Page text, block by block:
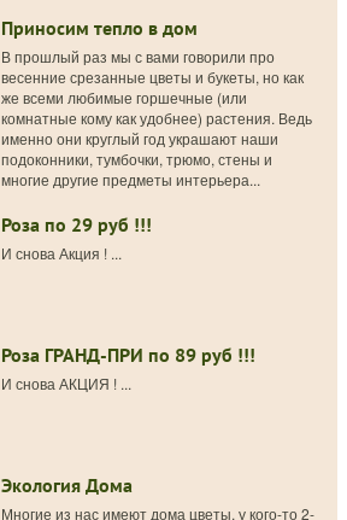
Приносим тепло в дом
В прошлый раз мы с вами говорили про
весенние срезанные цветы и букеты, но как
же всеми любимые горшечные (или
комнатные кому как удобнее) растения. Ведь
именно они круглый год украшают наши
подоконники, тумбочки, трюмо, стены и
многие другие предметы интерьера...
Роза по 29 руб !!!
И снова Акция ! ...
Роза ГРАНД-ПРИ по 89 руб !!!
И снова АКЦИЯ ! ...
Экология Дома
Многие из нас имеют дома цветы, у кого-то 2-